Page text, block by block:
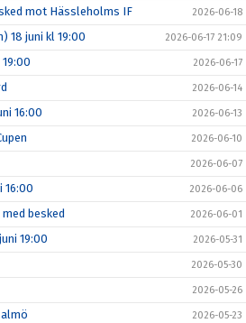
mot Hässleholms IF 2026-06-18
18 juni kl 19:00 2026-06-17 21:09
2026-06-17
2026-06-14
16:00 2026-06-13
2026-06-10
2026-06-07
16:00 2026-06-06
besked 2026-06-01
19:00 2026-05-31
2026-05-30
2026-05-26
2026-05-23